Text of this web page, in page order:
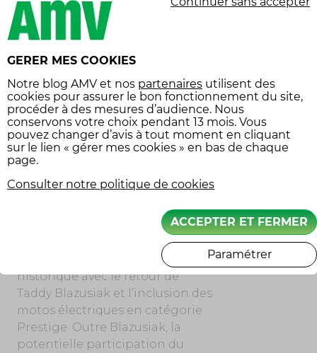
le parcours, permettra aux fans
de découvrir cette nouvelle
configuration de la compétition
et de suivre les évolutions des
performances entre les motos
électriques et thermiques. Ces
événements s’inscrivent dans
une période où les courses en
intérieur gagnent en popularité,
notamment en raison des
conditions hivernales, et le
une vitrine de choix pour ce type
La saison à venir s’annonce donc
historique avec le retour de
Taddy Blazusiak et l’inclusion des
motos électriques en catégorie
Prestige. Outre Blazusiak, la
potentielle participation du
GERER MES COOKIES
Notre blog AMV et nos partenaires utilisent des
cookies pour assurer le bon fonctionnement du site,
procéder à des mesures d’audience. Nous
conservons votre choix pendant 13 mois. Vous
pouvez changer d’avis à tout moment en cliquant
sur le lien « gérer mes cookies » en bas de chaque
page.
Consulter notre politique de cookies
ACCEPTER ET FERMER
Paramétrer